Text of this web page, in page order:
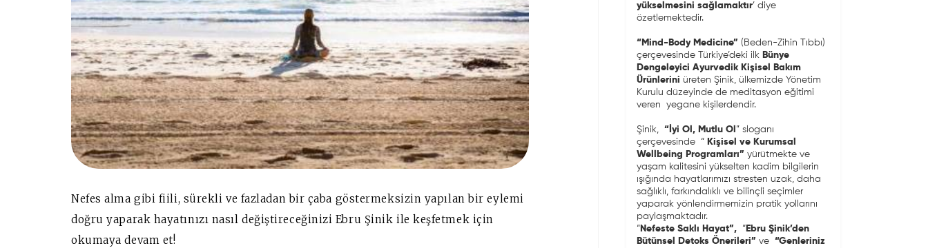
Nefes alma gibi fiili, sürekli ve fazladan bir çaba göstermeksizin yapılan bir eylemi
doğru yaparak hayatınızı nasıl değiştireceğinizi Ebru Şinik ile keşfetmek için
okumaya devam et!
yükselmesini sağlamaktır’ diye
özetlemektedir.
“Mind-Body Medicine” (Beden-Zihin Tıbbı)
çerçevesinde Türkiye’deki ilk Bünye
Dengeleyici Ayurvedik Kişisel Bakım
Ürünlerini üreten Şinik, ülkemizde Yönetim
Kurulu düzeyinde de meditasyon eğitimi
veren yegane kişilerdendir.
Şinik, “İyi Ol, Mutlu Ol ” sloganı
çerçevesinde “ Kişisel ve Kurumsal
Wellbeing Programları” yürütmekte ve
yaşam kalitesini yükselten kadim bilgilerin
ışığında hayatlarımızı stresten uzak, daha
sağlıklı, farkındalıklı ve bilinçli seçimler
yaparak yönlendirmemizin pratik yollarını
paylaşmaktadır.
“ Nefeste Saklı Hayat”, “ Ebru Şinik’den
Bütünsel Detoks Önerileri” ve “Genleriniz